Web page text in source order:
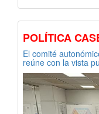
POLÍTICA
El comité
reúne con la vista